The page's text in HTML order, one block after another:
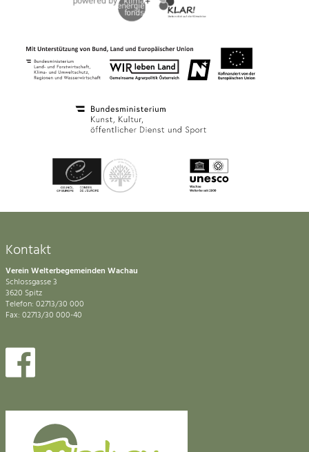
Kontakt
Verein Welterbegemeinden Wachau
Schlossgasse 3
3620 Spitz
Telefon: 02713/30 000
Fax: 02713/30 000-40